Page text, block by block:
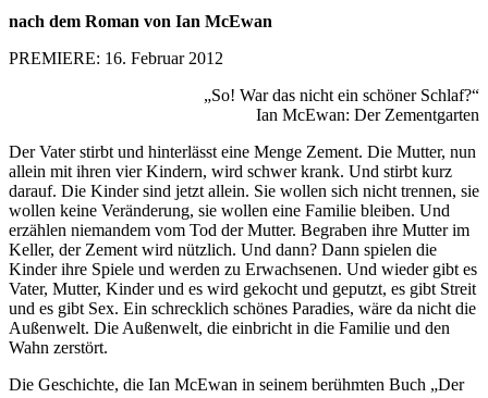
nach dem Roman von Ian McEwan
PREMIERE: 16. Februar 2012
„So! War das nicht ein schöner Schlaf?“
Ian McEwan: Der Zementgarten
Der Vater stirbt und hinterlässt eine Menge Zement. Die Mutter, nun
allein mit ihren vier Kindern, wird schwer krank. Und stirbt kurz
darauf. Die Kinder sind jetzt allein. Sie wollen sich nicht trennen, sie
wollen keine Veränderung, sie wollen eine Familie bleiben. Und
erzählen niemandem vom Tod der Mutter. Begraben ihre Mutter im
Keller, der Zement wird nützlich. Und dann? Dann spielen die
Kinder ihre Spiele und werden zu Erwachsenen. Und wieder gibt es
Vater, Mutter, Kinder und es wird gekocht und geputzt, es gibt Streit
und es gibt Sex. Ein schrecklich schönes Paradies, wäre da nicht die
Außenwelt. Die Außenwelt, die einbricht in die Familie und den
Wahn zerstört.
Die Geschichte, die Ian McEwan in seinem berühmten Buch „Der